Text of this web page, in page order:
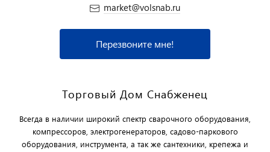
market@volsnab.ru
Перезвоните мне!
Торговый Дом Снабженец
Всегда в наличии широкий спектр сварочного оборудования,
компрессоров, электрогенераторов, садово-паркового
оборудования, инструмента, а так же сантехники, крепежа и